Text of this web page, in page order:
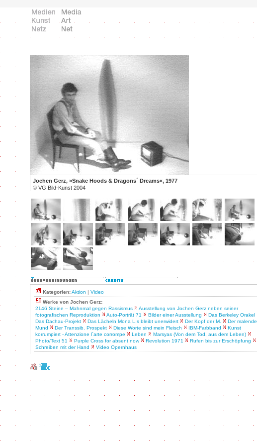
Jochen Gerz, »Snake Hoods & Dragons´ Dreams«, 1977
© VG Bild-Kunst 2004
Kategorien:Aktion | Video
Werke von Jochen Gerz:
2146 Steine – Mahnmal gegen Rassismus
Ausstellung von Jochen Gerz neben seiner
fotografischen Reproduktion
Auto-Porträt 71 Bilder einer Ausstellung
Das Berkeley Orakel
Das Dachau-Projekt
Das Lächeln Mona L.s bleibt unerwidert Der Kopf der M.
Der malende
Mund
Der Transsib. Prospekt Diese Worte sind mein Fleisch IBM-Farbband
Kunst
korrumpiert - Attenzione l´arte corrompe
Leben
Marsyas (Von dem Tod, aus dem Leben)
Photo/Text 51
Purple Cross for absent now Revolution 1971
Rufen bis zur Erschöpfung
Schreiben mit der Hand
Video Opernhaus